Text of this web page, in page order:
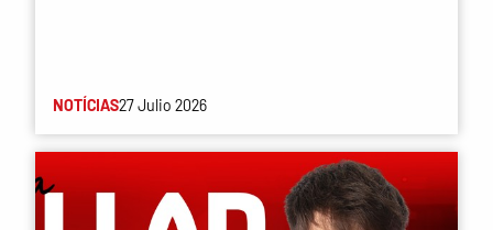
NOTÍCIAS27 Julio 2026